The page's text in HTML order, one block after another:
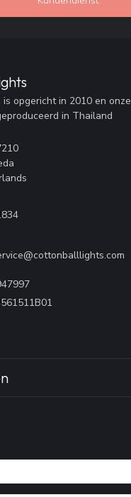
opgericht in 2010 en
in Thailand